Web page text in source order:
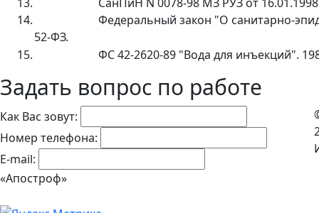
14.
Федеральный закон "О санитарно-
52-ФЗ.
15.
ФС 42-2620-89 "Вода для инъекций".
Задать вопрос по работе
Как Вас зовут:
Номер телефона:
E-mail:
«Апостроф»